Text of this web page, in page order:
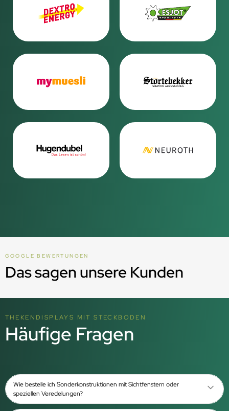
GOOGLE BEWERTUNGEN
Das sagen unsere Kunden
THEKENDISPLAYS MIT STECKBODEN
Häufige Fragen
Wie bestelle ich Sonderkonstruktionen mit Sichtfenstern oder
speziellen Veredelungen?